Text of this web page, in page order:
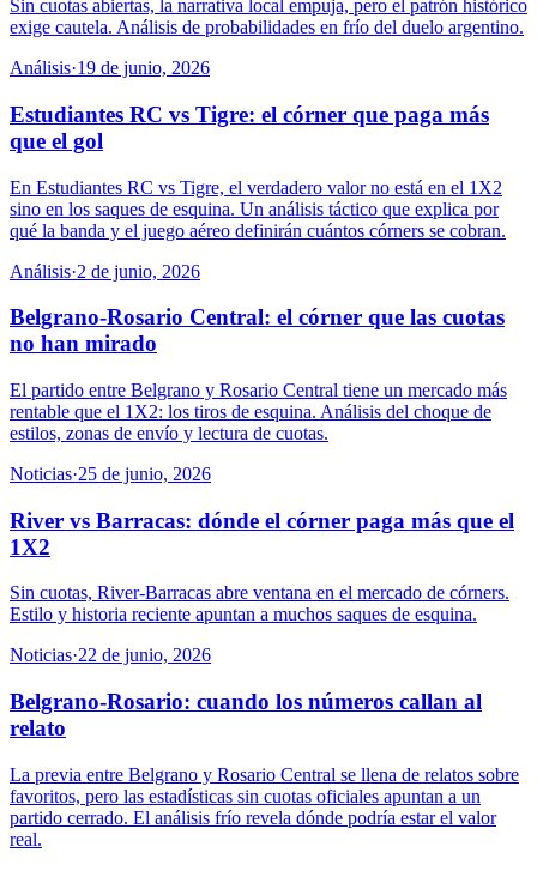
Sin cuotas abiertas, la narrativa local empuja, pero el patrón histórico
exige cautela. Análisis de probabilidades en frío del duelo argentino.
Análisis·19 de junio, 2026
Estudiantes RC vs Tigre: el córner que paga más
que el gol
En Estudiantes RC vs Tigre, el verdadero valor no está en el 1X2
sino en los saques de esquina. Un análisis táctico que explica por
qué la banda y el juego aéreo definirán cuántos córners se cobran.
Análisis·2 de junio, 2026
Belgrano-Rosario Central: el córner que las cuotas
no han mirado
El partido entre Belgrano y Rosario Central tiene un mercado más
rentable que el 1X2: los tiros de esquina. Análisis del choque de
estilos, zonas de envío y lectura de cuotas.
Noticias·25 de junio, 2026
River vs Barracas: dónde el córner paga más que el
1X2
Sin cuotas, River-Barracas abre ventana en el mercado de córners.
Estilo y historia reciente apuntan a muchos saques de esquina.
Noticias·22 de junio, 2026
Belgrano-Rosario: cuando los números callan al
relato
La previa entre Belgrano y Rosario Central se llena de relatos sobre
favoritos, pero las estadísticas sin cuotas oficiales apuntan a un
partido cerrado. El análisis frío revela dónde podría estar el valor
real.